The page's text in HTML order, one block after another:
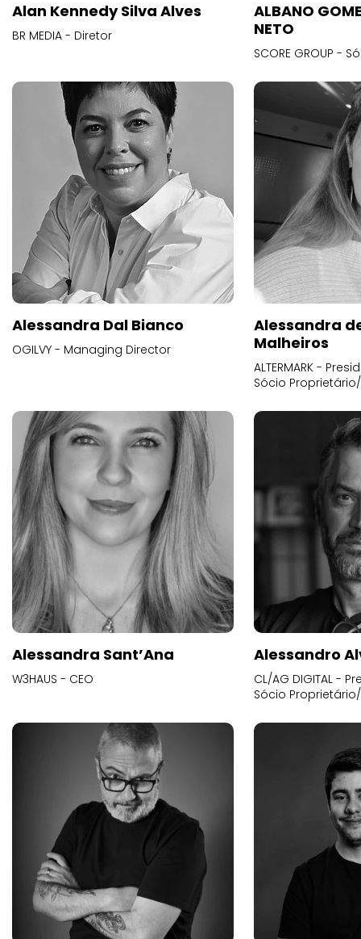
Alan Kennedy Silva Alves
BR MEDIA - Diretor
ALBANO
NETO
SCORE GROUP -
Alessandra Dal Bianco
OGILVY - Managing Director
Alessandra
Malheiros
ALTERMARK -
Sócio
Alessandra Sant’Ana
W3HAUS - CEO
Alessandro
CL/AG DIGITAL -
Sócio